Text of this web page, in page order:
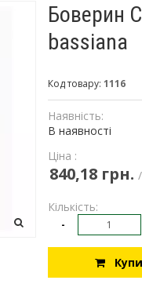
Боверин
bassiana
Код товару: 1116
Наявність:
В наявності
Ціна :
840,18 грн.
Кількість:
-